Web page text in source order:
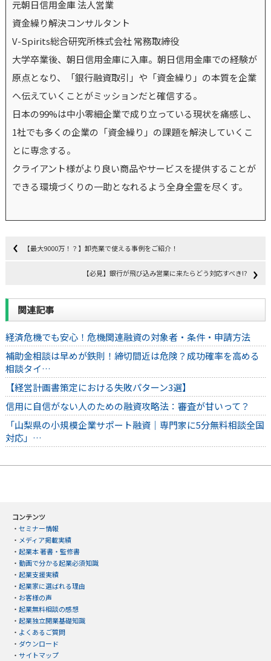
元朝日信用金庫 法人営業
資金繰り解決コンサルタント
V-Spirits総合研究所株式会社 常務取締役
大学卒業後、朝日信用金庫に入庫。朝日信用金庫での経験が
原点となり、「銀行融資取引」や「資金繰り」の本質を企業
へ伝えていくことがミッションだと確信する。
日本の99%は中小零細企業で成り立っている現状を痛感し、
1社でも多くの企業の「資金繰り」の課題を解決していくこ
とに専念する。
クライアント様がより良い商品やサービスを提供することが
できる環境づくりの一助となれるよう全身全霊を尽くす。
【最大9000万！？】卸売業で使える事例をご紹介！
【必見】銀行が飛び込み営業に来たらどう対応すべき⁉
関連記事
経済危機でも安心！危機関連融資の対象者・条件・申請方法
補助金相談は早めが鉄則！締切間近は危険？成功確率を高める
相談タイ…
【経営計画書策定における失敗パターン3選】
信用に自信がない人のための融資攻略法：審査が甘いって？
「山梨県の小規模企業サポート融資｜専門家に5分無料相談全国
対応」…
コンテンツ
・ セミナー情報
・ メディア掲載実績
・ 起業本 著書・監修書
・ 動画で分かる起業必須知識
・ 起業支援実績
・ 起業家に選ばれる理由
・ お客様の声
・ 起業無料相談の感想
・ 起業独立開業基礎知識
・ よくあるご質問
・ ダウンロード
・ サイトマップ